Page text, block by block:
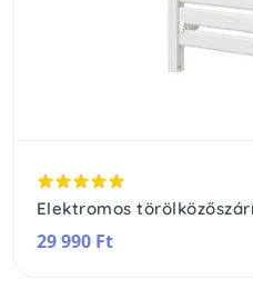
Elektromos
29 990 Ft